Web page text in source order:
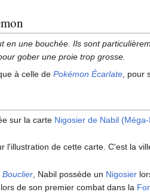
en une bouchée. Ils sont
gober une proie trop grosse.
à celle de Pokémon Écarlate , pour
sur la carte Nigosier de Nabil
l'illustration de cette carte. C'est la
Bouclier , Nabil possède un Nigosier
de son premier combat dans la